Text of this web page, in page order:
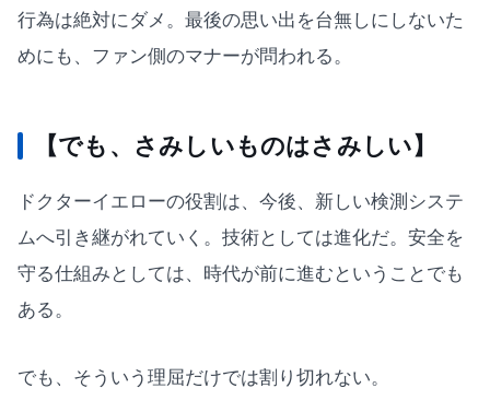
行為は絶対にダメ。最後の思い出を台無しにしないた
めにも、ファン側のマナーが問われる。
【でも、さみしいものはさみしい】
ドクターイエローの役割は、今後、新しい検測システ
ムへ引き継がれていく。技術としては進化だ。安全を
守る仕組みとしては、時代が前に進むということでも
ある。
でも、そういう理屈だけでは割り切れない。